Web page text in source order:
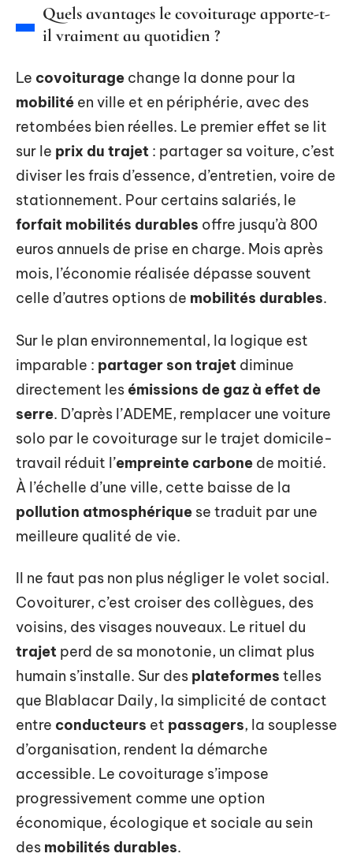
Quels avantages le covoiturage apporte-t-
il vraiment au quotidien ?
Le covoiturage change la donne pour la
mobilité en ville et en périphérie, avec des
retombées bien réelles. Le premier effet se lit
sur le prix du trajet : partager sa voiture, c’est
diviser les frais d’essence, d’entretien, voire de
stationnement. Pour certains salariés, le
forfait mobilités durables offre jusqu’à 800
euros annuels de prise en charge. Mois après
mois, l’économie réalisée dépasse souvent
celle d’autres options de mobilités durables.
Sur le plan environnemental, la logique est
imparable : partager son trajet diminue
directement les émissions de gaz à effet de
serre. D’après l’ADEME, remplacer une voiture
solo par le covoiturage sur le trajet domicile-
travail réduit l’empreinte carbone de moitié.
À l’échelle d’une ville, cette baisse de la
pollution atmosphérique se traduit par une
meilleure qualité de vie.
Il ne faut pas non plus négliger le volet social.
Covoiturer, c’est croiser des collègues, des
voisins, des visages nouveaux. Le rituel du
trajet perd de sa monotonie, un climat plus
humain s’installe. Sur des plateformes telles
que Blablacar Daily, la simplicité de contact
entre conducteurs et passagers, la souplesse
d’organisation, rendent la démarche
accessible. Le covoiturage s’impose
progressivement comme une option
économique, écologique et sociale au sein
des mobilités durables.